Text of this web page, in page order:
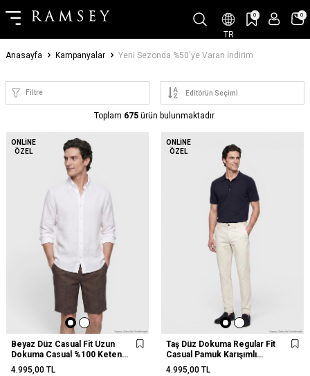
TR
0 0
Anasayfa Kampanyalar Yeni Sezonda %50'ye Varan İndirim
Filtre
Toplam 675 ürün bulunmaktadır.
ONLINE
ÖZEL
Beyaz Düz Casual Fit Uzun
Dokuma Casual %100 Keten
Gömlek
4.995,00 TL
ONLINE
ÖZEL
Taş Düz Dokuma Regular Fit
Casual Pamuk Karışımlı
Pantolon
4.995,00 TL